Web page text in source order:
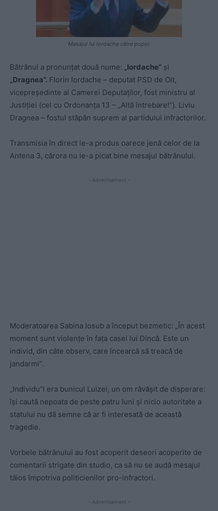
Mesajul lui Iordache către popor
Bătrânul a pronunțat două nume: „Iordache” și
„Dragnea”. Florin Iordache – deputat PSD de Olt,
vicepreședinte al Camerei Deputaților, fost ministru al
Justiției (cel cu Ordonanța 13 – „Altă întrebare!”). Liviu
Dragnea – fostul stăpân suprem al partidului infractorilor.
Transmisia în direct le-a produs oarece jenă celor de la
Antena 3, cărora nu le-a picat bine mesajul bătrânului.
- Advertisement -
Moderatoarea Sabina Iosub a început bezmetic: „În acest
moment sunt violențe în fața casei lui Dincă. Este un
individ, din câte observ, care încearcă să treacă de
jandarmi”.
„Individu”l era bunicul Luizei, un om răvășit de disperare:
își caută nepoata de peste patru luni și nicio autoritate a
statului nu dă semne că ar fi interesată de această
tragedie.
Vorbele bătrânului au fost acoperit deseori acoperite de
comentarii strigate din studio, ca să nu se audă mesajul
tăios împotriva politicienilor pro-infractori.
- Advertisement -